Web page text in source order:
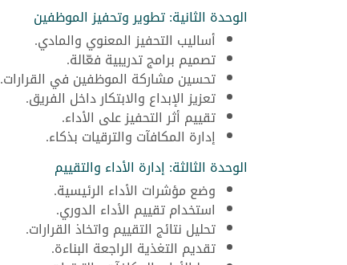
الوحدة الثانية: تطوير وتحفيز الموظفين
أساليب التحفيز المعنوي والمادي.
تصميم برامج تدريبية فعّالة.
تحسين مشاركة الموظفين في القرارات.
تعزيز الإبداع والابتكار داخل الفريق.
تقييم أثر التحفيز على الأداء.
إدارة المكافآت والترقيات بذكاء.
الوحدة الثالثة: إدارة الأداء والتقييم
وضع مؤشرات الأداء الرئيسية.
استخدام تقييم الأداء الدوري.
تحليل نتائج التقييم واتخاذ القرارات.
تقديم التغذية الراجعة البناءة.